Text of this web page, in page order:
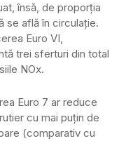
însă, de proporția
se află în circulație.
Euro VI,
trei sferturi din total
NOx.
Euro 7 ar reduce
cu mai puțin de
(comparativ cu